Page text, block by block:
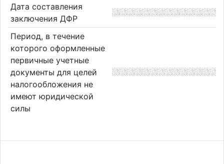
Дата составления
заключения ДФР
Период, в течение
которого оформленные
первичные учетные
документы для целей
налогообложения не
имеют юридической
силы